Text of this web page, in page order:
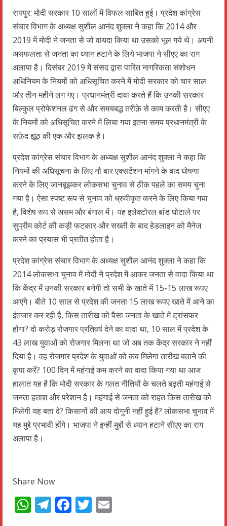
रायपुर: मोदी सरकार 10 सालों में विफल साबित हुई। प्रदेश कांग्रेस
संचार विभाग के अध्यक्ष सुशील आनंद शुक्ला ने कहा कि 2014 और
2019 में मोदी ने जनता से जो वायदा किया था उसको भूल गये थे। अपनी
असफलता से जनता का ध्यान हटाने के लिये भाजपा ने सीएए का राग
अलापा है। दिसंबर 2019 में संसद द्वारा पारित नागरिकता संशोधन
अधिनियम के नियमों को अधिसूचित करने में मोदी सरकार को चार साल
और तीन महीने लग गए। प्रधानमंत्री दावा करते हैं कि उनकी सरकार
बिल्कुल प्रोफेशनल ढंग से और समयबद्ध तरीक़े से काम करती है। सीएए
के नियमों को अधिसूचित करने में लिया गया इतना समय प्रधानमंत्री के
सफ़ेद झूठ की एक और झलक है।
प्रदेश कांग्रेस संचार विभाग के अध्यक्ष सुशील आनंद शुक्ला ने कहा कि
नियमों की अधिसूचना के लिए नौ बार एक्सटेंशन मांगने के बाद घोषणा
करने के लिए जानबूझकर लोकसभा चुनाव से ठीक पहले का समय चुना
गया है। ऐसा स्पष्ट रूप से चुनाव को ध्रुवीकृत करने के लिए किया गया
है, विशेष रूप से असम और बंगाल में। यह इलेक्टोरल बांड घोटाले पर
सुप्रीम कोर्ट की कड़ी फटकार और सख्ती के बाद हेडलाइन को मैनेज
करने का प्रयास भी प्रतीत होता है।
प्रदेश कांग्रेस संचार विभाग के अध्यक्ष सुशील आनंद शुक्ला ने कहा कि
2014 लोकसभा चुनाव में मोदी ने प्रदेश में आकर जनता से वादा किया था
कि केंद्र में उनकी सरकार बनेगी तो सभी के खाते में 15-15 लाख रूपए
आएंगे। बीते 10 साल से प्रदेश की जनता 15 लाख रूपए खाते में आने का
इंतजार कर रही है, किस तारीख को पैसा जनता के खाते में ट्रांसफर
होगा? दो करोड़ रोजगार प्रतिवर्ष देने का वादा था, 10 साल में प्रदेश के
43 लाख युवाओं को रोजगार मिलना था जो अब तक केंद्र सरकार ने नहीं
दिया है। वह रोजगार प्रदेश के युवाओं को कब मिलेगा तारीख बताने की
कृपा करें? 100 दिन में महंगाई कम करने का वादा किया गया था आज
हालात यह है कि मोदी सरकार के गलत नीतियों के चलते बढ़ती महंगाई से
जनता हताश और परेशान है। महंगाई से जनता को राहत किस तारीख को
मिलेगी यह बता दे? किसानों की आय दोगुनी नहीं हुई है? लोकसभा चुनाव में
यह मुद्दे प्रभावी होंगे। भाजपा ने इन्हीं मुद्दों से ध्यान हटाने सीएए का राग
अलापा है।
Share Now
WhatsApp
Telegram
Facebook
Twitter